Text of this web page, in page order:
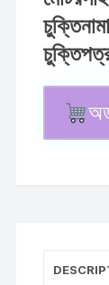
পুরাতন
মোটরসাইকেল